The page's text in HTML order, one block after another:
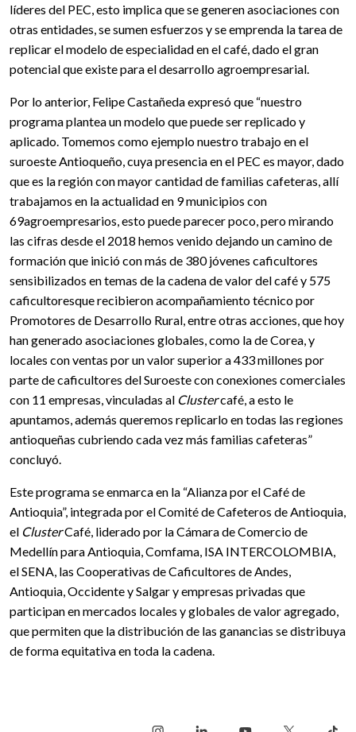
líderes del PEC, esto implica que se generen asociaciones con
otras entidades, se sumen esfuerzos y se emprenda la tarea de
replicar el modelo de especialidad en el café, dado el gran
potencial que existe para el desarrollo agroempresarial.
Por lo anterior, Felipe Castañeda expresó que “nuestro
programa plantea un modelo que puede ser replicado y
aplicado. Tomemos como ejemplo nuestro trabajo en el
suroeste Antioqueño, cuya presencia en el PEC es mayor, dado
que es la región con mayor cantidad de familias cafeteras, allí
trabajamos en la actualidad en 9 municipios con
69agroempresarios, esto puede parecer poco, pero mirando
las cifras desde el 2018 hemos venido dejando un camino de
formación que inició con más de 380 jóvenes caficultores
sensibilizados en temas de la cadena de valor del café y 575
caficultoresque recibieron acompañamiento técnico por
Promotores de Desarrollo Rural, entre otras acciones, que hoy
han generado asociaciones globales, como la de Corea, y
locales con ventas por un valor superior a 433 millones por
parte de caficultores del Suroeste con conexiones comerciales
con 11 empresas, vinculadas al Clustercafé, a esto le
apuntamos, además queremos replicarlo en todas las regiones
antioqueñas cubriendo cada vez más familias cafeteras”
concluyó.
Este programa se enmarca en la “Alianza por el Café de
Antioquia”, integrada por el Comité de Cafeteros de Antioquia,
el ClusterCafé, liderado por la Cámara de Comercio de
Medellín para Antioquia, Comfama, ISA INTERCOLOMBIA,
el SENA, las Cooperativas de Caficultores de Andes,
Antioquia, Occidente y Salgar y empresas privadas que
participan en mercados locales y globales de valor agregado,
que permiten que la distribución de las ganancias se distribuya
de forma equitativa en toda la cadena.